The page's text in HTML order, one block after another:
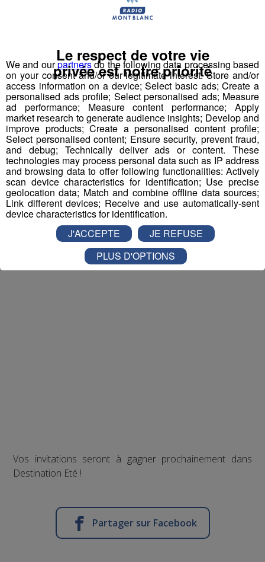
Nous vous poserons une question, a vous de faire le
Inscription par téléphone toute la journée pour
participer aux 2 tirages au sort par jour à 8h45 et 17h45.
Appelez le standard au 04 50 58 24 09
Pour cette semaine on vous offre vos entrées pour vous
et la personne de votre choix pourWALIBI RHONE
ALPES!
Nathan est allé tester pour vousVerticalp Émosson,
dans la Vallée du Trient:
Vos invitations seront à gagner prochainement dans
Destination Eté !
Partager sur Facebook
We and ourpartnersdo the following data processing based
on your consent and/or our legitimate interest: Store and/or
access information on a device; Select basic ads; Create a
personalised ads profile; Select personalised ads; Measure
ad performance; Measure content performance; Apply
market research to generate audience insights; Develop and
improve products; Create a personalised content profile;
Select personalised content; Ensure security, prevent fraud,
and debug; Technically deliver ads or content. These
technologies may process personal data such as IP address
and browsing data to offer following functionalities: Actively
scan device characteristics for identification; Use precise
geolocation data; Match and combine offline data sources;
Link different devices; Receive and use automatically-sent
device characteristics for identification.
Le respect de votre vie
privée est notre priorité
J'ACCEPTE
JE REFUSE
PLUS D'OPTIONS